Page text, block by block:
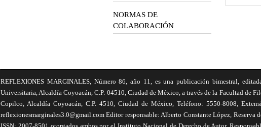
NORMAS DE
COLABORACIÓN
REFLEXIONES MARGINALES, Número 86, año 11, es una publicación bimestral,
Universitaria, Alcaldía Coyoacán, C.P. 04510, Ciudad de México, a través de la Facultad de
Copilco, Alcaldía Coyoacán, C.P. 4510, Ciudad de México, Teléfono: 5550-8008,
reflexionesmarginales3.0@gmail.com Editor responsable: Alberto Constante López, Reserva